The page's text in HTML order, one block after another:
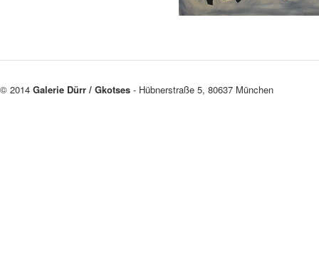
© 2014 Galerie Dürr / Gkotses - Hübnerstraße 5, 80637 München